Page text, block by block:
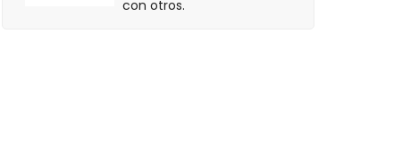
con otros.